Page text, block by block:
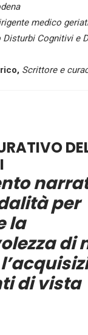
medico
Disturbi Cognitivi e
Scrittore e
per
la
di
di vista